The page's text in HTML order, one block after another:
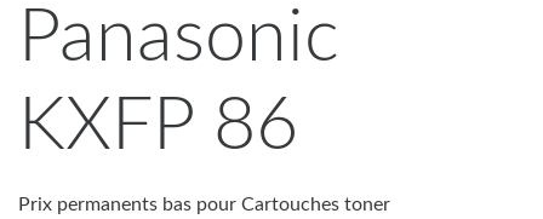
Panasonic
KXFP 86
Prix permanents bas pour Cartouches toner